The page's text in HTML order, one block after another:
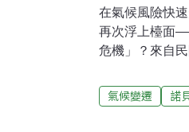
在氣候風險快
再次浮上檯面
危機」？來自
候仍未被正式
物理、化學、
氣候變遷 諾